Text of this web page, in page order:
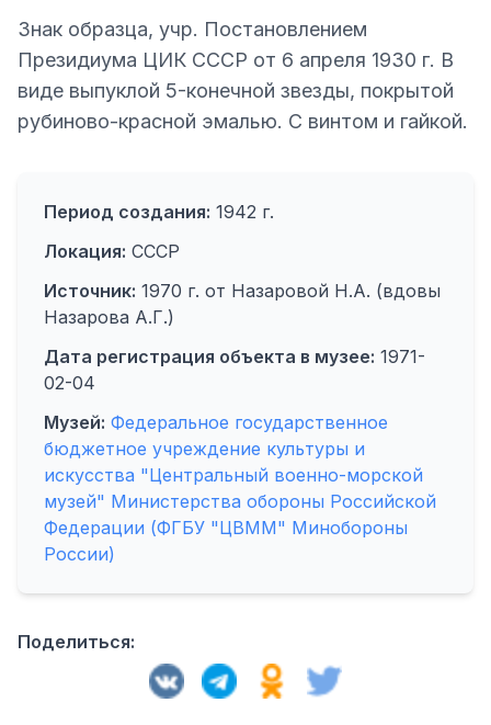
Знак образца, учр. Постановлением
Президиума ЦИК СССР от 6 апреля 1930 г. В
виде выпуклой 5-конечной звезды, покрытой
рубиново-красной эмалью. С винтом и гайкой.
Период создания: 1942 г.
Локация: СССР
Источник: 1970 г. от Назаровой Н.А. (вдовы
Назарова А.Г.)
Дата регистрация объекта в музее: 1971-
02-04
Музей: Федеральное государственное
бюджетное учреждение культуры и
искусства "Центральный военно-морской
музей" Министерства обороны Российской
Федерации (ФГБУ "ЦВММ" Минобороны
России)
Поделиться: